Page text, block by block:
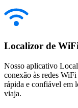
Localizor de
Nosso aplicativo
conexão às redes
rápida e confiável em
viaja.